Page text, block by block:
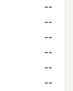
--
--
--
--
--
--